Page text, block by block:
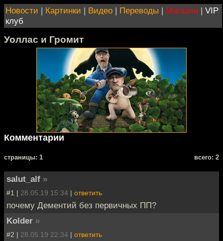
Новости | Картинки | Видео | Переводы | Магазин | VIP
клуб
Уоллас и Громит
Комментарии
cтраницы: 1 всего: 2
salut_alf »
#1 | 28.05.19 15:34 | ответить
почему Дементий без первичных ПП?
Kolder »
#2 | 28.05.19 22:34 | ответить